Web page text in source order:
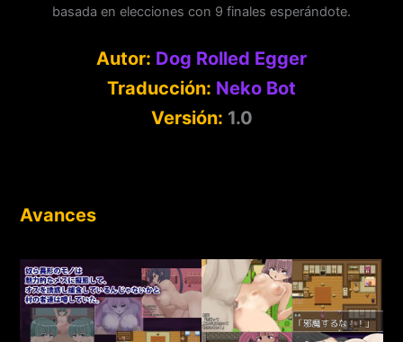
basada en elecciones con 9 finales esperándote.
Autor: Dog Rolled Egger
Traducción: Neko Bot
Versión: 1.0
Avances